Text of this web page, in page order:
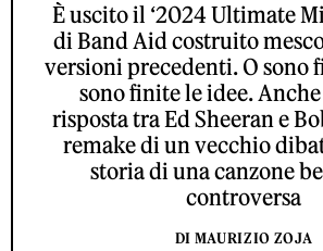
È uscito il ‘2024 Ultimate
di Band Aid costruito
versioni precedenti. O sono
sono finite le idee.
risposta tra Ed Sheeran e
remake di un vecchio
storia di una canzone
controversa
DI MAURIZIO ZOJA